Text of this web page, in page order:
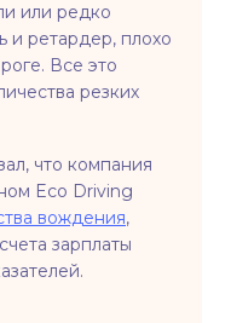
или редко
и ретардер, плохо
Все это
резких
что компания
Eco Driving
вождения,
зарплаты